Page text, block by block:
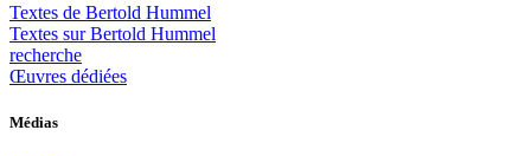
Textes de Bertold Hummel
Textes sur Bertold Hummel
recherche
Œuvres dédiées
Médias